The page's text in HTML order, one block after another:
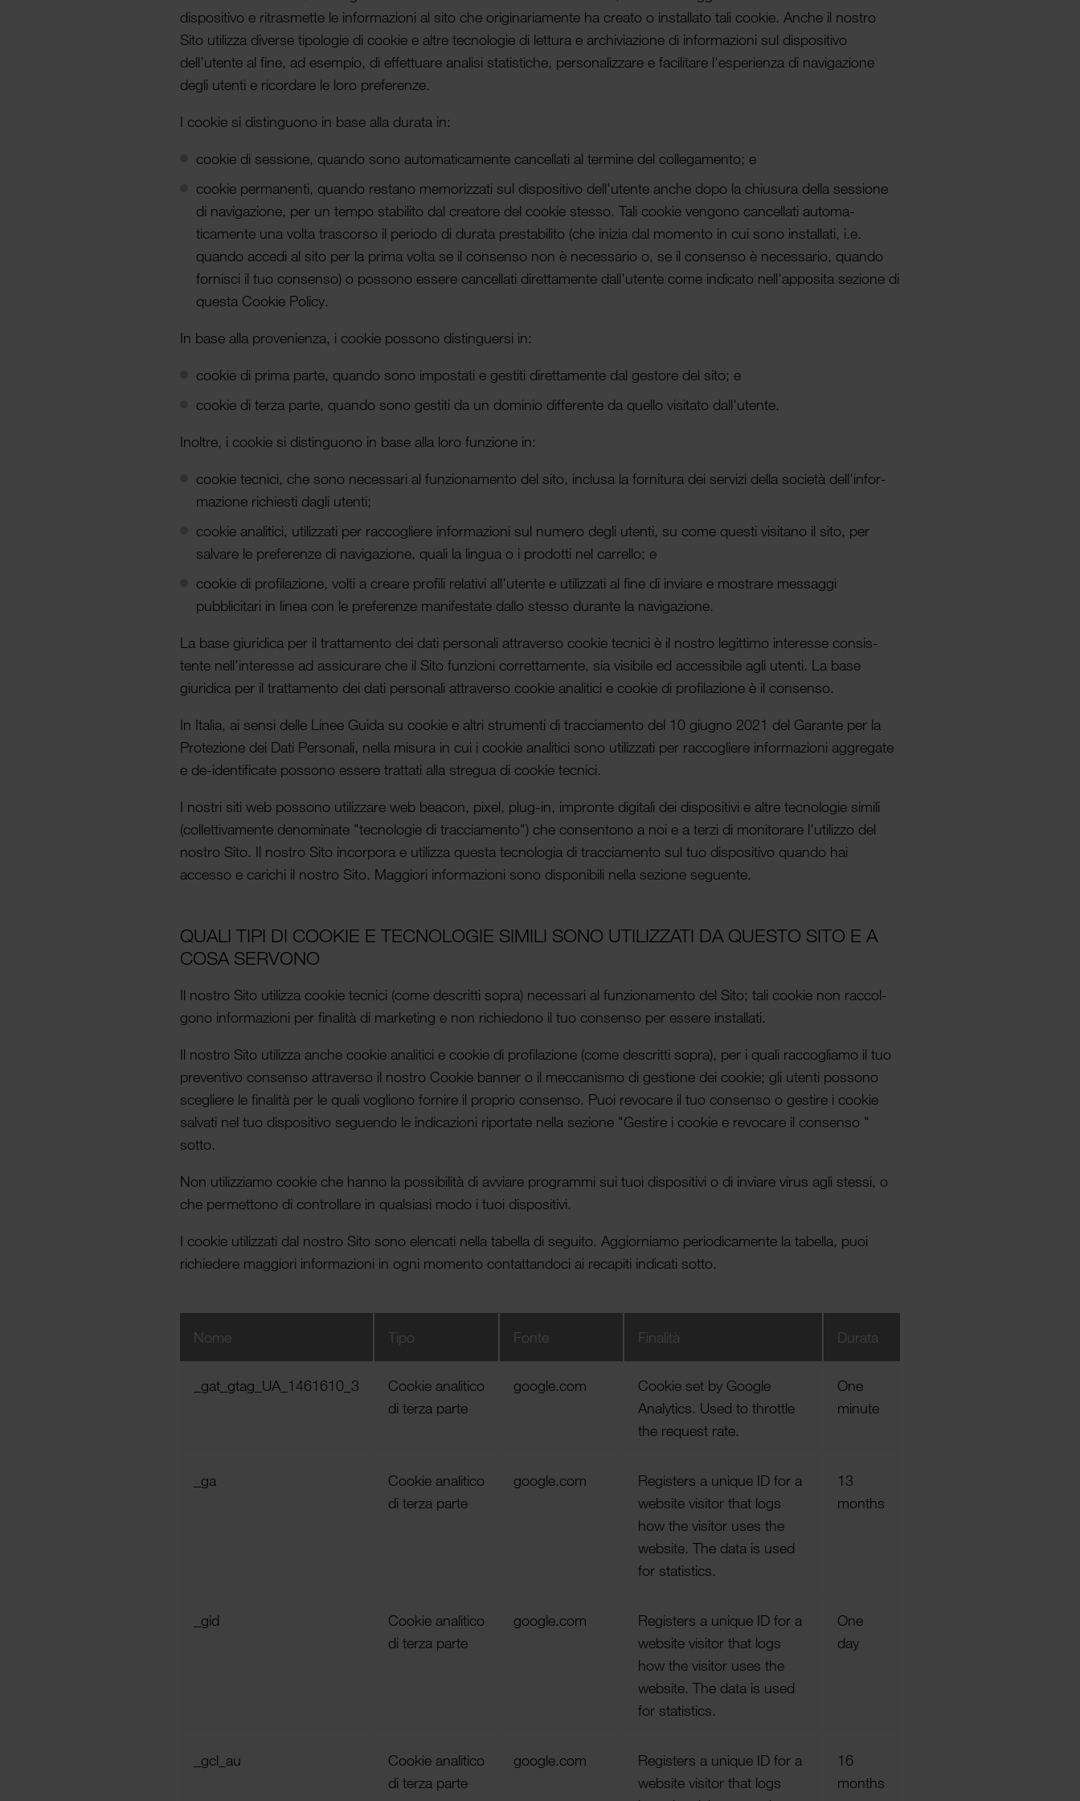
dispositivo e ritrasmette le infor­mazioni al sito che originariamente ha creato o instal­lato tali cookie. Anche il nostro
Sito utilizza diverse tipologie di cookie e altre tecnologie di lettura e archiviazione di infor­mazioni sul dispositivo
dell’utente al fine, ad esempio, di effet­tuare analisi statis­tiche, personaliz­zare e facilitare l'esperienza di navigazione
degli utenti e ricor­dare le loro preferenze.
I cookie si distin­guono in base alla durata in:
cookie di sessione, quando sono automa­ticamente cancel­lati al termine del collegamento; e
cookie permanenti, quando restano memoriz­zati sul dispositivo dell'utente anche dopo la chiusura della sessione
di navigazione, per un tempo stabilito dal crea­tore del cookie stesso. Tali cookie vengono cancel­lati automa­
ticamente una volta trascorso il periodo di durata pres­tabilito (che inizia dal momento in cui sono instal­lati, i.e.
quando accedi al sito per la prima volta se il consenso non è neces­sario o, se il consenso è neces­sario, quando
fornisci il tuo consenso) o possono essere cancel­lati diret­tamente dall'utente come indicato nell'apposita sezione di
questa Cookie Policy.
In base alla provenienza, i cookie possono distin­guersi in:
cookie di prima parte, quando sono impos­tati e gestiti diret­tamente dal gestore del sito; e
cookie di terza parte, quando sono gestiti da un dominio differente da quello visitato dall'utente.
Inoltre, i cookie si distin­guono in base alla loro funzione in:
cookie tecnici, che sono neces­sari al funzionamento del sito, inclusa la fornitura dei servizi della società dell'infor­
mazione richiesti dagli utenti;
cookie analitici, utiliz­zati per raccogliere infor­mazioni sul numero degli utenti, su come questi visitano il sito, per
salvare le preferenze di navigazione, quali la lingua o i prodotti nel carrello; e
cookie di profilazione, volti a creare profili rela­tivi all'utente e utiliz­zati al fine di inviare e mostrare messaggi
pubblicitari in linea con le preferenze manifes­tate dallo stesso durante la navigazione.
La base giuridica per il trat­tamento dei dati personali attraverso cookie tecnici è il nostro legit­timo interesse consis­
tente nell'interesse ad assicurare che il Sito funzioni corret­tamente, sia visibile ed acces­sibile agli utenti. La base
giuridica per il trat­tamento dei dati personali attraverso cookie analitici e cookie di profilazione è il consenso.
In Italia, ai sensi delle Linee Guida su cookie e altri strumenti di trac­ciamento del 10 giugno 2021 del Garante per la
Protezione dei Dati Personali, nella misura in cui i cookie analitici sono utiliz­zati per raccogliere infor­mazioni aggregate
e de-iden­tificate possono essere trat­tati alla stregua di cookie tecnici.
I nostri siti web possono utiliz­zare web beacon, pixel, plug-in, impronte digitali dei dispositivi e altre tecnologie simili
(collet­tivamente denominate "tecnologie di trac­ciamento") che consen­tono a noi e a terzi di monitorare l'utilizzo del
nostro Sito. Il nostro Sito incor­pora e utilizza questa tecnologia di trac­ciamento sul tuo dispositivo quando hai
accesso e carichi il nostro Sito. Maggiori infor­mazioni sono disponibili nella sezione seguente.
QUALI TIPI DI COOKIE E TECNOLOGIE SIMILI SONO UTILIZ­ZATI DA QUESTO SITO E A
COSA SERVONO
Il nostro Sito utilizza cookie tecnici (come descritti sopra) neces­sari al funzionamento del Sito; tali cookie non raccol­
gono infor­mazioni per finalità di marketing e non richiedono il tuo consenso per essere instal­lati.
Il nostro Sito utilizza anche cookie analitici e cookie di profilazione (come descritti sopra), per i quali raccogliamo il tuo
preven­tivo consenso attraverso il nostro Cookie banner o il meccanismo di gestione dei cookie; gli utenti possono
scegliere le finalità per le quali vogliono fornire il proprio consenso. Puoi revocare il tuo consenso o gestire i cookie
salvati nel tuo dispositivo seguendo le indicazioni ripor­tate nella sezione "Gestire i cookie e revocare il consenso "
sotto.
Non utiliz­ziamo cookie che hanno la possibilità di avviare programmi sui tuoi dispositivi o di inviare virus agli stessi, o
che permet­tono di control­lare in qual­siasi modo i tuoi dispositivi.
I cookie utiliz­zati dal nostro Sito sono elen­cati nella tabella di seguito. Aggior­niamo periodicamente la tabella, puoi
richiedere maggiori infor­mazioni in ogni momento contat­tan­doci ai recapiti indicati sotto.
Nome Tipo Fonte Finalità Durata
_gat_gtag_UA_1461610_3
Cookie analitico
di terza parte
google.com
Cookie set by Google
Analytics. Used to throttle
the request rate.
One
minute
_ga
Cookie analitico
di terza parte
google.com
Regis­ters a unique ID for a
website visitor that logs
how the visitor uses the
website. The data is used
for statis­tics.
13
months
_gid
Cookie analitico
di terza parte
google.com
Regis­ters a unique ID for a
website visitor that logs
how the visitor uses the
website. The data is used
for statis­tics.
One
day
_gcl_au
Cookie analitico
di terza parte
google.com
Regis­ters a unique ID for a
website visitor that logs
16
months